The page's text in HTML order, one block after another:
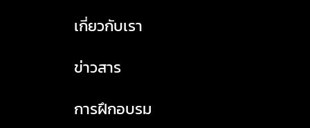
เกี่ยวกับเรา
ข่าวสาร
การฝึกอบรม